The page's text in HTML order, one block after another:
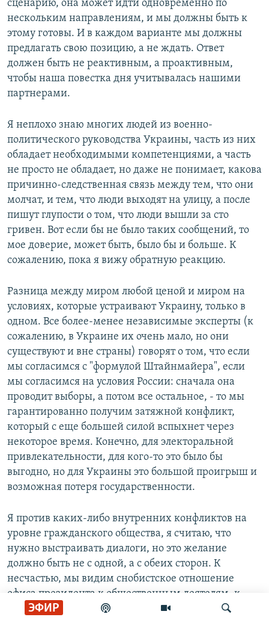
ЭФИР
сценарию, она может идти одновременно по
нескольким направлениям, и мы должны быть к
этому готовы. И в каждом варианте мы должны
предлагать свою позицию, а не ждать. Ответ
должен быть не реактивным, а проактивным,
чтобы наша повестка дня учитывалась нашими
партнерами.
Я неплохо знаю многих людей из военно-
политического руководства Украины, часть из них
обладает необходимыми компетенциями, а часть
не просто не обладает, но даже не понимает, какова
причинно-следственная связь между тем, что они
молчат, и тем, что люди выходят на улицу, а после
пишут глупости о том, что люди вышли за сто
гривен. Вот если бы не было таких сообщений, то
мое доверие, может быть, было бы и больше. К
сожалению, пока я вижу обратную реакцию.
Разница между миром любой ценой и миром на
условиях, которые устраивают Украину, только в
одном. Все более-менее независимые эксперты (к
сожалению, в Украине их очень мало, но они
существуют и вне страны) говорят о том, что если
мы согласимся с "формулой Штайнмайера", если
мы согласимся на условия России: сначала она
проводит выборы, а потом все остальное, - то мы
гарантированно получим затяжной конфликт,
который с еще большей силой вспыхнет через
некоторое время. Конечно, для электоральной
привлекательности, для кого-то это было бы
выгодно, но для Украины это большой проигрыш и
возможная потеря государственности.
Я против каких-либо внутренних конфликтов на
уровне гражданского общества, я считаю, что
нужно выстраивать диалоги, но это желание
должно быть не с одной, а с обеих сторон. К
несчастью, мы видим снобистское отношение
офиса президента к общественным деятелям, к
улице, к активистам, к тем людям, которые когда-